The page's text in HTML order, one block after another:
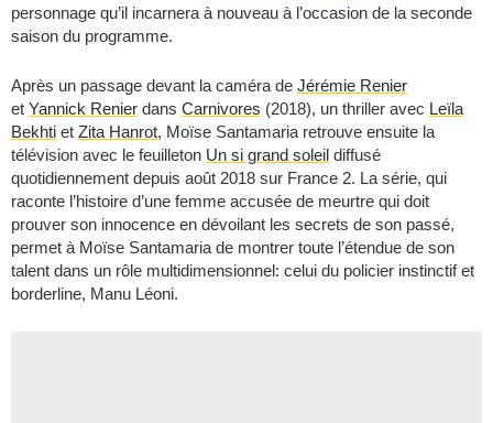
personnage qu’il incarnera à nouveau à l’occasion de la seconde
saison du programme.
Après un passage devant la caméra de Jérémie Renier
et Yannick Renier dans Carnivores (2018), un thriller avec Leïla
Bekhti et Zita Hanrot, Moïse Santamaria retrouve ensuite la
télévision avec le feuilleton Un si grand soleil diffusé
quotidiennement depuis août 2018 sur France 2. La série, qui
raconte l’histoire d’une femme accusée de meurtre qui doit
prouver son innocence en dévoilant les secrets de son passé,
permet à Moïse Santamaria de montrer toute l’étendue de son
talent dans un rôle multidimensionnel: celui du policier instinctif et
borderline, Manu Léoni.